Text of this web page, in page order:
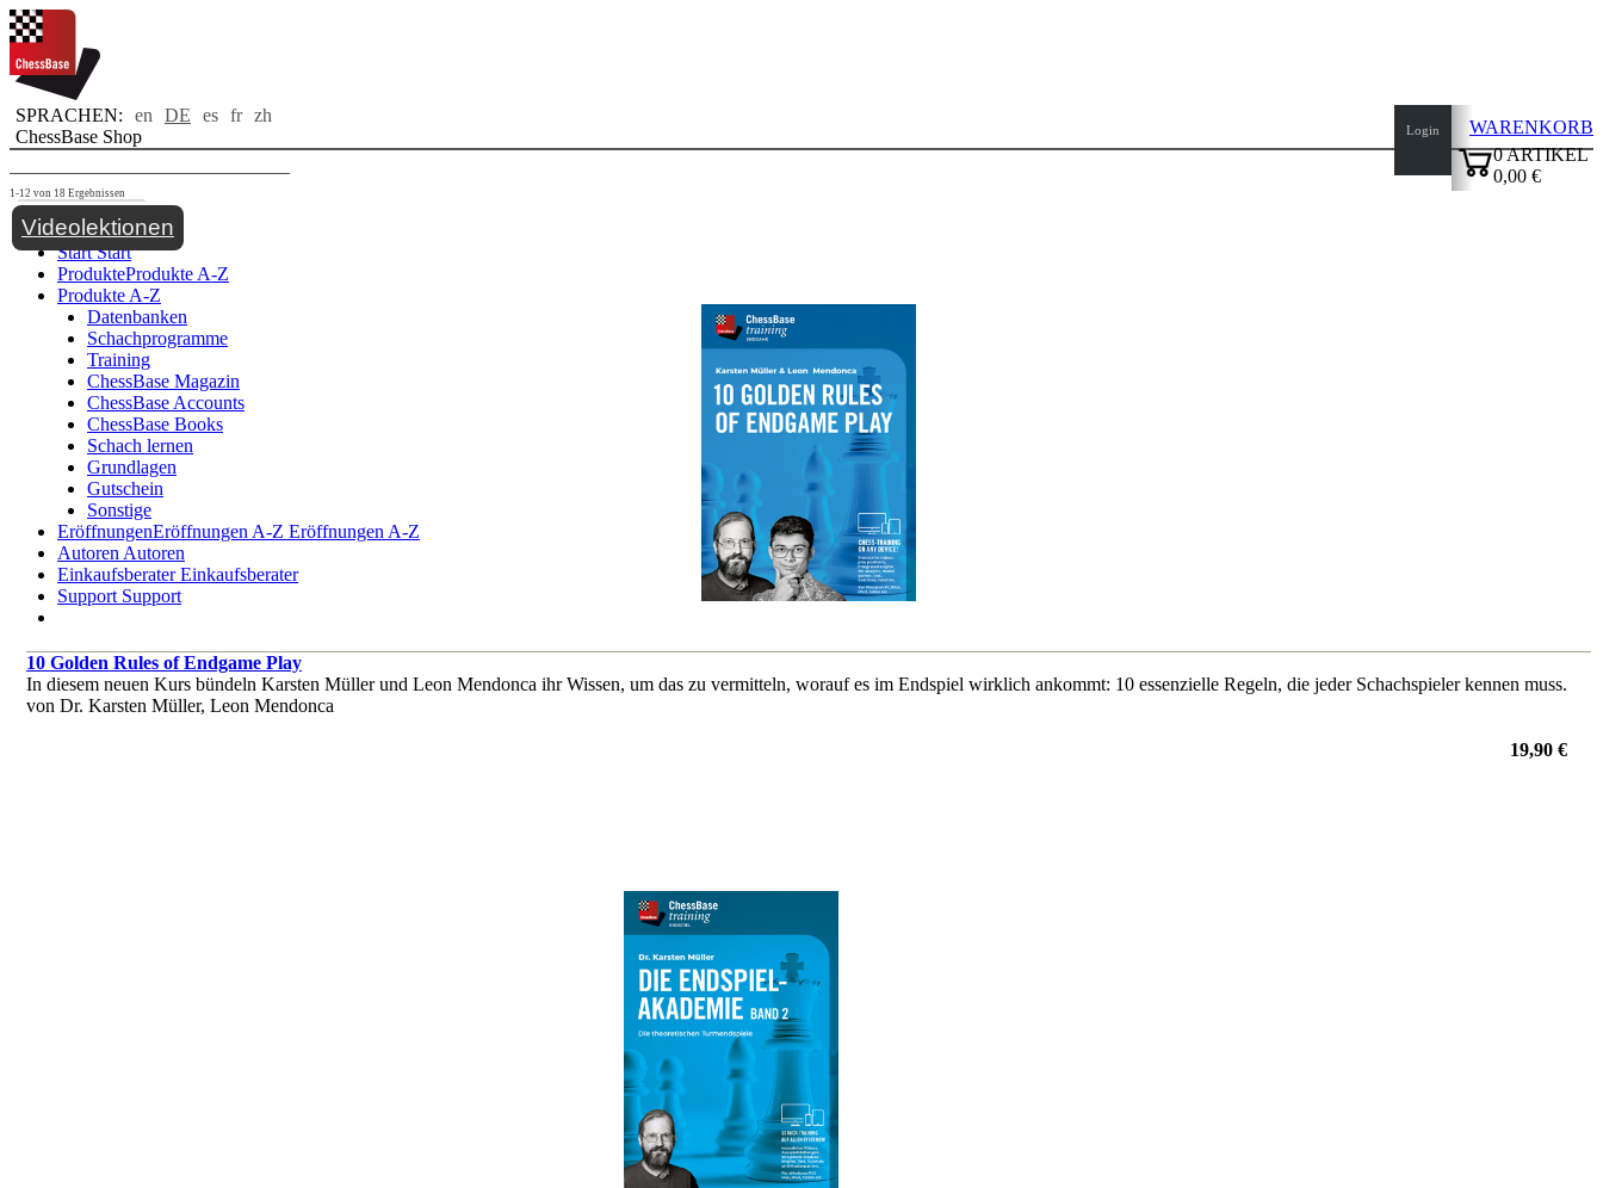
SPRACHEN: en DE es fr zh
ChessBase Shop
Toggle navigation
StartStart
ProdukteProdukte A-Z
Produkte A-Z
Datenbanken
Schachprogramme
Training
ChessBase Magazin
ChessBase Accounts
ChessBase Books
Schach lernen
Grundlagen
Gutschein
Sonstige
EröffnungenEröffnungen A-Z Eröffnungen A-Z
Autoren Autoren
EinkaufsberaterEinkaufsberater
Support Support
Login
WARENKORB
0ARTIKEL
0,00 €
1-12 von 18 Ergebnissen
Videolektionen
10 Golden Rules of Endgame Play
In diesem neuen Kurs bündeln Karsten Müller und Leon Mendonca ihr Wissen, um das zu vermitteln, worauf es im Endspiel wirklich ankommt: 10 essenzielle Regeln, die jeder Schachspieler kennen muss.
von Dr. Karsten Müller, Leon Mendonca
19,90 €